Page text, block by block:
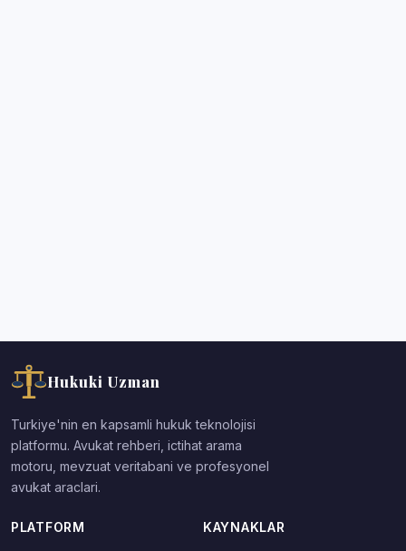
Hukuki Uzman
Turkiye'nin en kapsamli hukuk teknolojisi
platformu. Avukat rehberi, ictihat arama
motoru, mevzuat veritabani ve profesyonel
avukat araclari.
PLATFORM KAYNAKLAR